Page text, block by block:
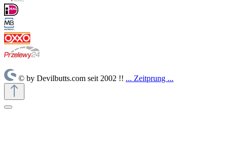
© by Devilbutts.com seit 2002 !! ... Zeitprung ...